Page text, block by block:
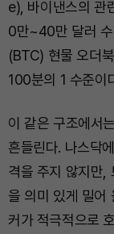
e), 바이낸스의 관
0만~40만 달러 수
(BTC) 현물 오더
100분의 1 수준이
이 같은 구조에서
흔들린다. 나스닥
격을 주지 않지만,
을 의미 있게 밀어
커가 적극적으로